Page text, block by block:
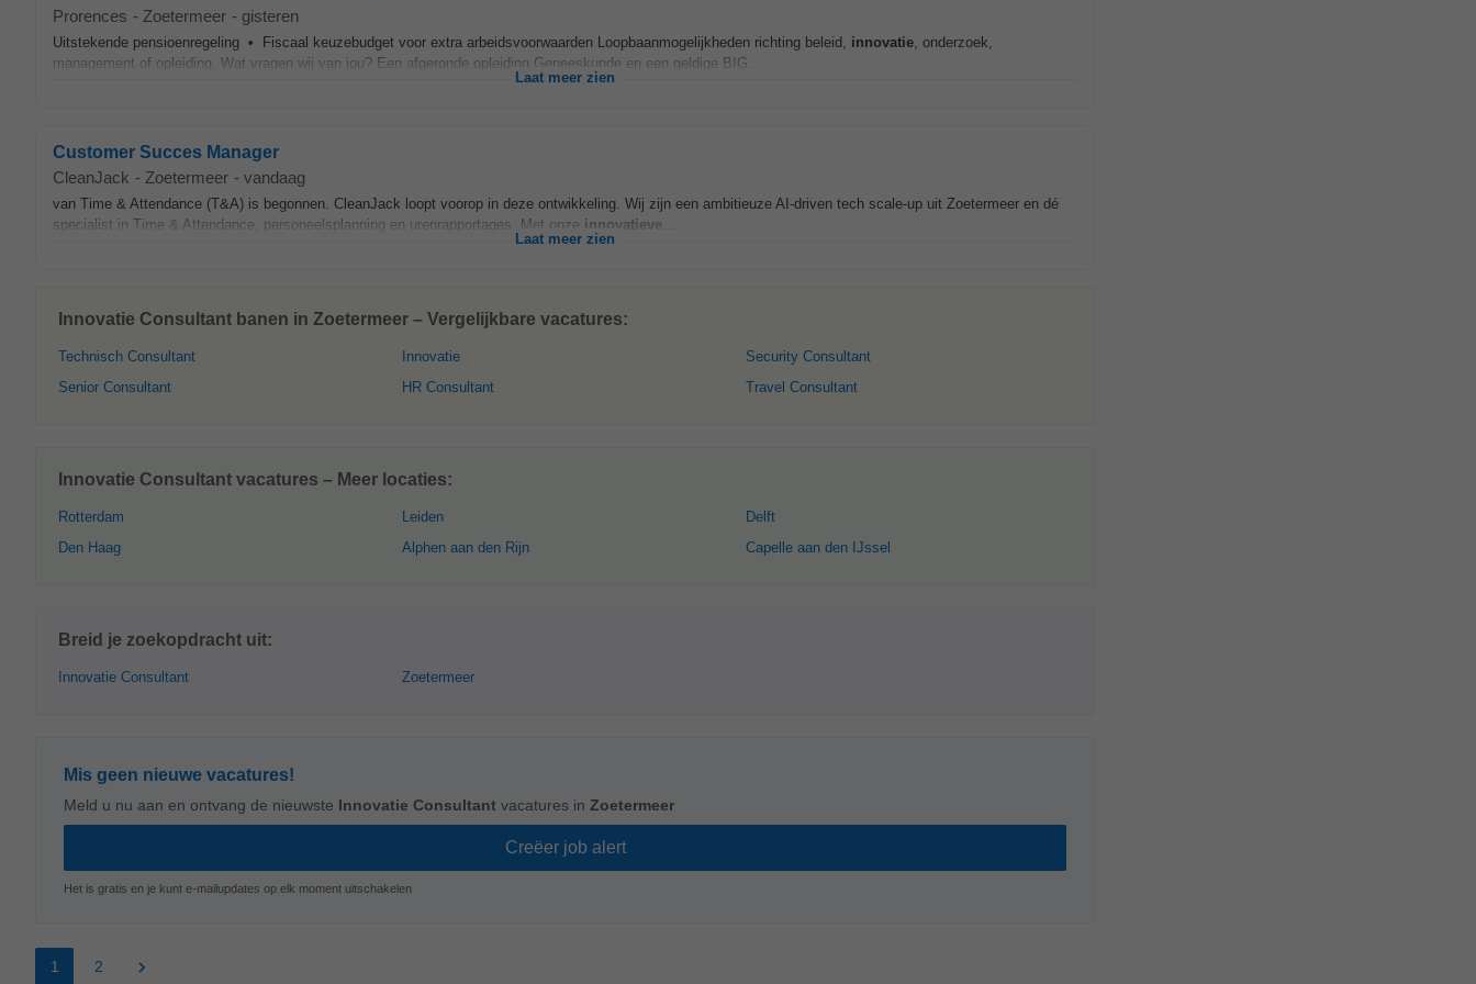
Prorences - Zoetermeer - gisteren
Uitstekende pensioenregeling • Fiscaal keuzebudget voor extra arbeidsvoorwaarden Loopbaanmogelijkheden richting beleid, innovatie, onderzoek,
management of opleiding. Wat vragen wij van jou? Een afgeronde opleiding Geneeskunde en een geldige BIG...
Laat meer zien
Customer Succes Manager
CleanJack - Zoetermeer - vandaag
van Time & Attendance (T&A) is begonnen. CleanJack loopt voorop in deze ontwikkeling. Wij zijn een ambitieuze AI-driven tech scale-up uit Zoetermeer en dé
specialist in Time & Attendance, personeelsplanning en urenrapportages. Met onze innovatieve
Laat meer zien
Innovatie Consultant banen in Zoetermeer – Vergelijkbare vacatures:
Technisch Consultant
Senior Consultant
Innovatie
HR Consultant
Security Consultant
Travel Consultant
Innovatie Consultant vacatures – Meer locaties:
Rotterdam
Den Haag
Leiden
Alphen aan den Rijn
Delft
Capelle aan den IJssel
Breid je zoekopdracht uit:
Innovatie Consultant Zoetermeer
Mis geen nieuwe vacatures!
Meld u nu aan en ontvang de nieuwste Innovatie Consultant vacatures in Zoetermeer
Het is gratis en je kunt e-mailupdates op elk moment uitschakelen
1 2